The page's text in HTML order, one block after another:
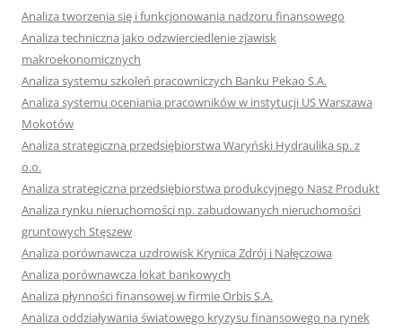
Analiza tworzenia się i funkcjonowania nadzoru finansowego
Analiza techniczna jako odzwierciedlenie zjawisk
makroekonomicznych
Analiza systemu szkoleń pracowniczych Banku Pekao S.A.
Analiza systemu oceniania pracowników w instytucji US Warszawa
Mokotów
Analiza strategiczna przedsiębiorstwa Waryński Hydraulika sp. z
o.o.
Analiza strategiczna przedsiębiorstwa produkcyjnego Nasz Produkt
Analiza rynku nieruchomości np. zabudowanych nieruchomości
gruntowych Stęszew
Analiza porównawcza uzdrowisk Krynica Zdrój i Nałęczowa
Analiza porównawcza lokat bankowych
Analiza płynności finansowej w firmie Orbis S.A.
Analiza oddziaływania światowego kryzysu finansowego na rynek